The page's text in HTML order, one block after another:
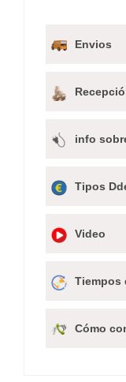
Envios
info
Tipos
Video
Tiempos
Cómo